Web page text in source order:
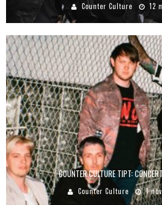
Counter Culture 12
COUNTER CULTURE TIPT:
Counter Culture 1